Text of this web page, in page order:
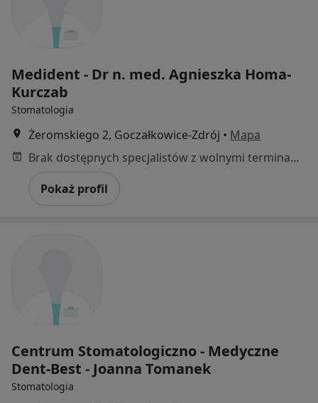
Medident - Dr n. med. Agnieszka Homa-
Kurczab
Stomatologia
Żeromskiego 2, Goczałkowice-Zdrój • Mapa
Brak dostępnych specjalistów z wolnymi terminami w tym centrum medycznym.
Pokaż profil
Centrum Stomatologiczno - Medyczne
Dent-Best - Joanna Tomanek
Stomatologia